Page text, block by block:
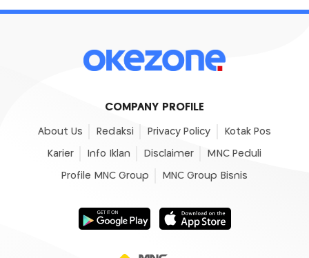
COMPANY PROFILE
About Us Redaksi Privacy Policy Kotak Pos
Karier Info Iklan Disclaimer MNC Peduli
Profile MNC Group MNC Group Bisnis